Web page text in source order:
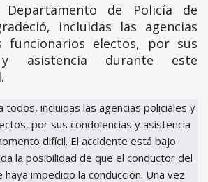
de Policía de
incluidas las agencias
funcionarios electos, por sus
y asistencia durante este